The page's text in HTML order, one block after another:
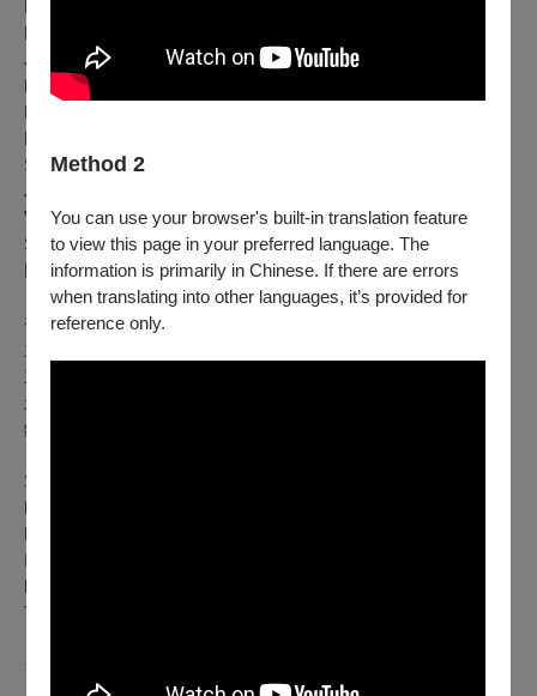
Method 2
You can use your browser's built-in translation feature
to view this page in your preferred language. The
information is primarily in Chinese. If there are errors
when translating into other languages, it’s provided for
reference only.
Damijan Močnik (b. 1967)｜賓根／詞 莫契尼克／曲
Jutranja pesem｜晨歌
Lyrics & Music by Adam Bohorič (1520–1598); Arr. Damijan
Močnik (b. 1967)｜波霍里契／詞曲 莫契尼克／編曲
La-la-li-la-le-la
Slovenian folk songs; Arr. Damijan Močnik (b. 1967) & Janez
Jocif (b. 1960)｜斯洛維尼亞民謠 莫契尼克、約契夫／編曲
Visoki rej｜高舞
Slovenian folk songs; Arr. Lojze Lebič (b. 1934)｜斯洛維尼亞
民謠 雷畢契／編曲
補 助｜文化部
主辦單位｜財團法人台北愛樂文教基金會、台北愛樂合唱團
主要贊助｜台積電文教基金會、英業達集團公益慈善基金會、
永真教育基金會、王道銀行教育基金會、林孝信文化基金會、
鈊象電子股份有限公司
掌握台北國際合唱音樂節、台北國際合唱大賽第一手資訊➤
Facebook粉絲專頁｜
https://lihi3.cc/neyTK
Instagram官方帳號｜
https://lihi3.cc/KIJW1
TICF官方網站｜www.ticf.tw
台北場次：